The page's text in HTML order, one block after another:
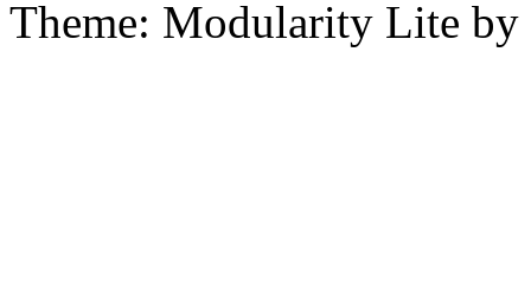
Theme: Modularity Lite by